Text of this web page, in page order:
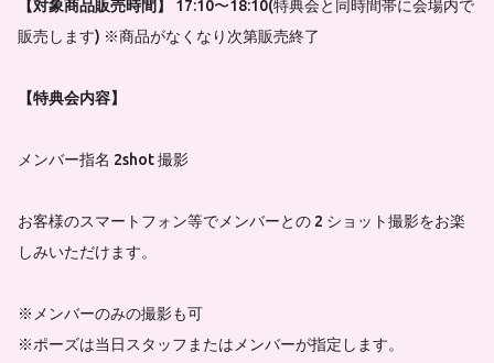
【対象商品販売時間】
17:10〜18:10(特典会と同時間帯に会場内で
販売します) ※商品がなくなり次第販売終了
【特典会内容】
メンバー指名 2shot 撮影
お客様のスマートフォン等でメンバーとの 2 ショット撮影をお楽
しみいただけます。
※メンバーのみの撮影も可
※ポーズは当日スタッフまたはメンバーが指定します。